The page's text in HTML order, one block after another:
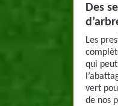
Des
Les
qui
vert
de nos